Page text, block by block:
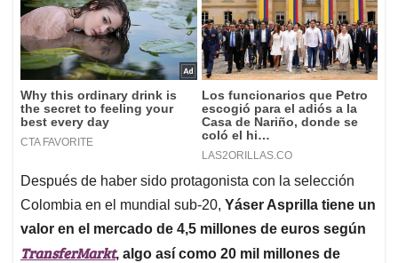
Después de haber sido protagonista con la selección
Colombia en el mundial sub-20, Yáser Asprilla tiene un
valor en el mercado de 4,5 millones de euros según
TransferMarkt, algo así como 20 mil millones de